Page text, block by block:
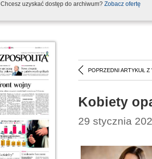
Chcesz uzyskać dostęp do archiwum? Zobacz ofertę
POPRZEDNI ARTYKUŁ Z
Kobiety
29 stycznia